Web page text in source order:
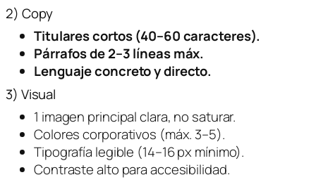
2) Copy
Titulares cortos (40–60 caracteres).
Párrafos de 2–3 líneas máx.
Lenguaje concreto y directo.
3) Visual
1 imagen principal clara, no saturar.
Colores corporativos (máx. 3–5).
Tipografía legible (14–16 px mínimo).
Contraste alto para accesibilidad.